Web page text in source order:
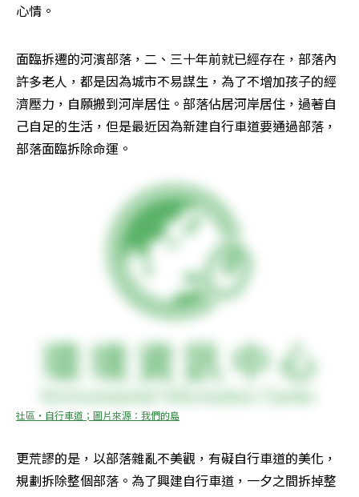
心情。
面臨拆遷的河濱部落，二、三十年前就已經存在，部落內
許多老人，都是因為城市不易謀生，為了不增加孩子的經
濟壓力，自願搬到河岸居住。部落佔居河岸居住，過著自
己自足的生活，但是最近因為新建自行車道要通過部落，
部落面臨拆除命運。
社區‧自行車道；圖片來源：我們的島
更荒謬的是，以部落雜亂不美觀，有礙自行車道的美化，
規劃拆除整個部落。為了興建自行車道，一夕之間拆掉整